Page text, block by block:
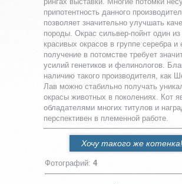
припотентность данного
позволяет значительно улучшать
породы. Окрас сильвер-пойнт один
красивых окрасов в группе серебра и
получение в потомстве требует
усилий генетиков и фелинологов.
наличию такого производителя, как
Лав можно стабильно получать
окрасы животных в поколениях. Кот
обладателями многих титулов и
перспективен в племенной работе.
Хочу такого же котенка!
Фотографий: 4